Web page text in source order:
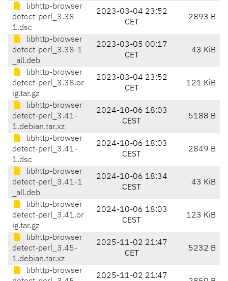
libhttp-browser
detect-perl_3.38-
1.dsc
2023-03-04 23:52
CET
2893 B
libhttp-browser
detect-perl_3.38-1
_all.deb
2023-03-05 00:17
CET
43 KiB
libhttp-browser
detect-perl_3.38.or
ig.tar.gz
2023-03-04 23:52
CET
121 KiB
libhttp-browser
detect-perl_3.41-
1.debian.tar.xz
2024-10-06 18:03
CEST
5188 B
libhttp-browser
detect-perl_3.41-
1.dsc
2024-10-06 18:03
CEST
2849 B
libhttp-browser
detect-perl_3.41-1
_all.deb
2024-10-06 18:34
CEST
43 KiB
libhttp-browser
detect-perl_3.41.or
ig.tar.gz
2024-10-06 18:03
CEST
123 KiB
libhttp-browser
detect-perl_3.45-
1.debian.tar.xz
2025-11-02 21:47
CET
5232 B
libhttp-browser
2025-11-02 21:47